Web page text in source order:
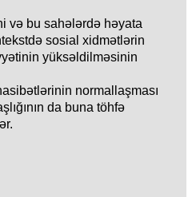
və bu sahələrdə həyata
sosial xidmətlərin
yüksəldilməsinin
normallaşması
da buna töhfə